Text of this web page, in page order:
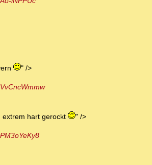
" />
extrem hart gerockt " />